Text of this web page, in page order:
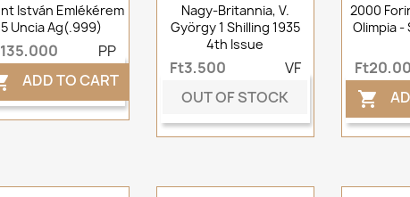
István Emlékérem
5 Uncia Ag(.999)
PP
ADD TO CART
Nagy-Britannia, V.
György 1 Shilling 1935
4th Issue
Ft3,500
VF
OUT OF STOCK
2000
Olimpia -
